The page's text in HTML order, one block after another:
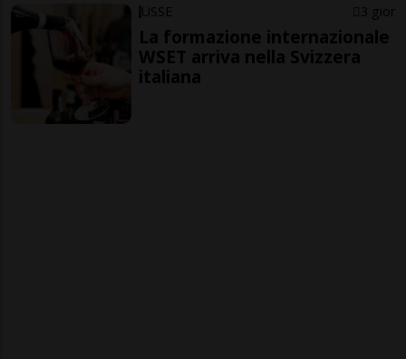
USSE 3 gior
La formazione internazionale
WSET arriva nella Svizzera
italiana